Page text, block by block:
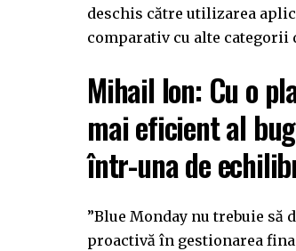
deschis către utilizarea
comparativ cu alte categorii
Mihail Ion: Cu o
mai eficient al
într-una de
”Blue Monday nu trebuie
proactivă în gestionarea